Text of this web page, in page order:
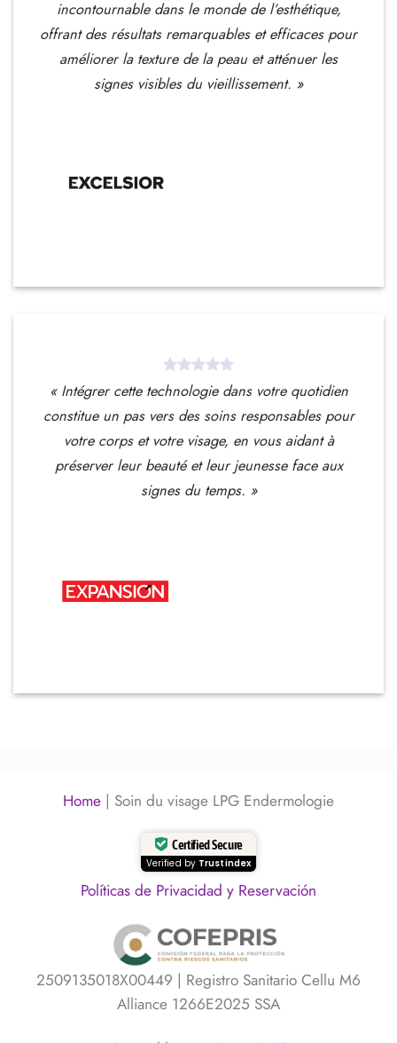
incontournable dans le monde de l’esthétique,
offrant des résultats remarquables et efficaces pour
améliorer la texture de la peau et atténuer les
signes visibles du vieillissement. »
« Intégrer cette technologie dans votre quotidien
constitue un pas vers des soins responsables pour
votre corps et votre visage, en vous aidant à
préserver leur beauté et leur jeunesse face aux
signes du temps. »
Home | Soin du visage LPG Endermologie
Certified Secure
Verified by Trustindex
Políticas de Privacidad y Reservación
2509135018X00449 | Registro Sanitario Cellu M6
Alliance 1266E2025 SSA